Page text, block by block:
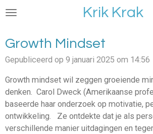
Ga
de
hoofdinhoud
Krik Krak
Growth Mindset
Gepubliceerd op 9 januari 2025 om 14:56
Growth mindset wil zeggen groeiende
denken. Carol Dweck (Amerikaanse
baseerde haar onderzoek op motivatie,
ontwikkeling. Ze ontdekte dat je als
verschillende manier uitdagingen en